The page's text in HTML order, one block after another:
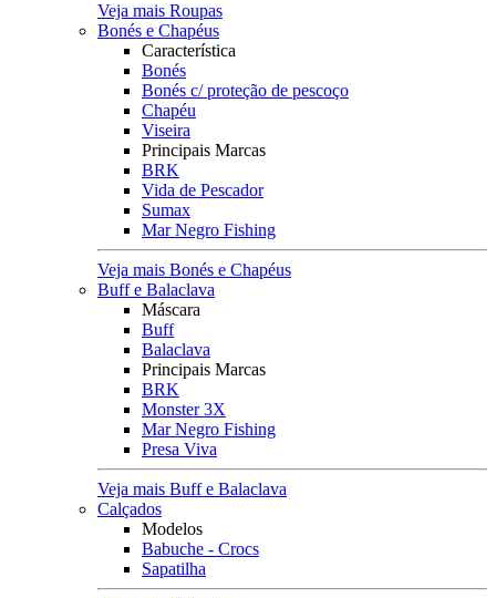
Veja mais Roupas
Bonés e Chapéus
Característica
Bonés
Bonés c/ proteção de pescoço
Chapéu
Viseira
Principais Marcas
BRK
Vida de Pescador
Sumax
Mar Negro Fishing
Veja mais Bonés e Chapéus
Buff e Balaclava
Máscara
Buff
Balaclava
Principais Marcas
BRK
Monster 3X
Mar Negro Fishing
Presa Viva
Veja mais Buff e Balaclava
Calçados
Modelos
Babuche - Crocs
Sapatilha